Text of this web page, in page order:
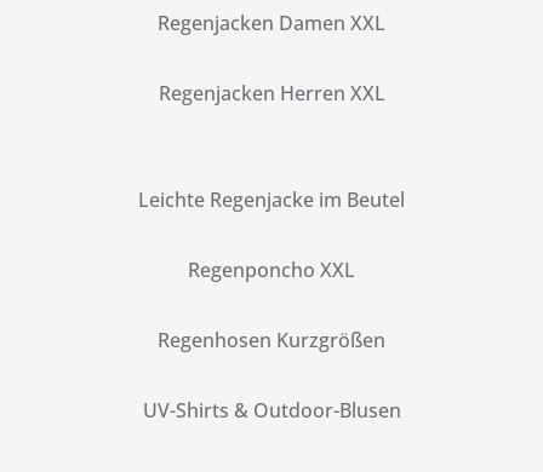
Regenjacken Damen XXL
Regenjacken Herren XXL
Leichte Regenjacke im Beutel
Regenponcho XXL
Regenhosen Kurzgrößen
UV-Shirts & Outdoor-Blusen